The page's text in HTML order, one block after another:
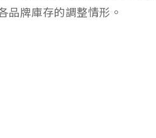
品牌庫存的調整情形。